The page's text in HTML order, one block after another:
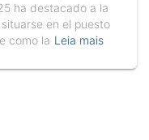
ha destacado a la
en el puesto
como la Leia mais